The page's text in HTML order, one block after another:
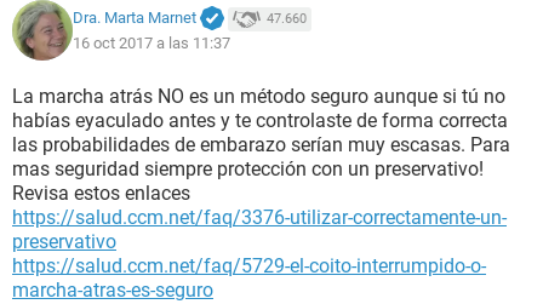
Dra. Marta Marnet 47.660
16 oct 2017 a las 11:37
La marcha atrás NO es un método seguro aunque si tú no
habías eyaculado antes y te controlaste de forma correcta
las probabilidades de embarazo serían muy escasas. Para
mas seguridad siempre protección con un preservativo!
Revisa estos enlaces
https://salud.ccm.net/faq/3376-utilizar-correctamente-un-
preservativo
https://salud.ccm.net/faq/5729-el-coito-interrumpido-o-
marcha-atras-es-seguro